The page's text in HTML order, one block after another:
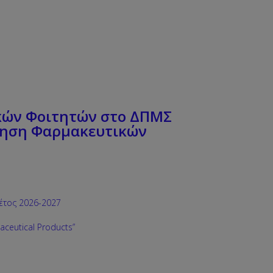
Φοιτητών στο ΔΠΜΣ
Φαρμακευτικών
2026-2027
Products”